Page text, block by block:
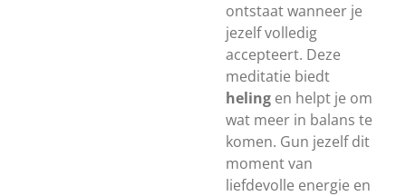
ontstaat wanneer je
jezelf volledig
accepteert. Deze
meditatie biedt
heling en helpt je om
wat meer in balans te
komen. Gun jezelf dit
moment van
liefdevolle energie en